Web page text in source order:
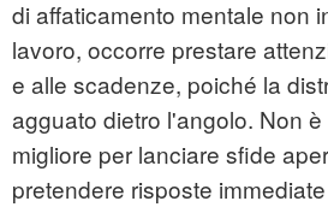
di affaticamento mentale non
lavoro, occorre prestare
e alle scadenze, poiché la
agguato dietro l'angolo. Non
migliore per lanciare sfide
pretendere risposte